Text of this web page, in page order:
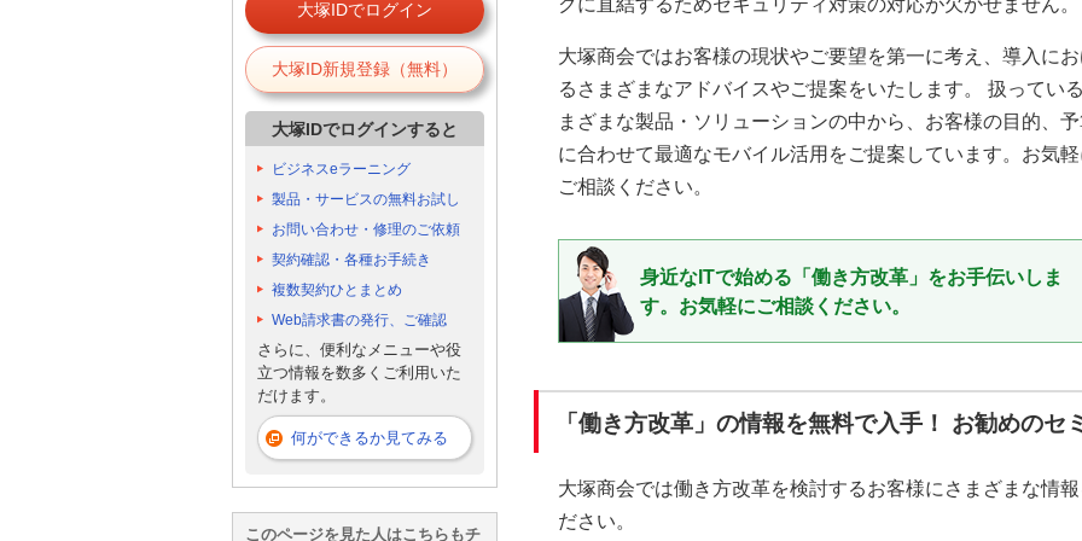
クに直結するためセキュリティ対策の対応が欠かせません。
大塚商会ではお客様の現状やご要望を第一に考え、導入に
るさまざまなアドバイスやご提案をいたします。 扱ってい
まざまな製品・ソリューションの中から、お客様の目的、
に合わせて最適なモバイル活用をご提案しています。お気
ご相談ください。
身近なITで始める「働き方改革」をお手伝いしま
す。お気軽にご相談ください。
「働き方改革」の情報を無料で入手！ お勧めのセ
大塚商会では働き方改革を検討するお客様にさまざまな情
ださい。
大塚IDでログイン
大塚ID新規登録（無料）
大塚IDでログインすると
ビジネスeラーニング
製品・サービスの無料お試し
お問い合わせ・修理のご依頼
契約確認・各種お手続き
複数契約ひとまとめ
Web請求書の発行、ご確認
さらに、便利なメニューや役
立つ情報を数多くご利用いた
だけます。
何ができるか見てみる
このページを見た人はこちらもチ